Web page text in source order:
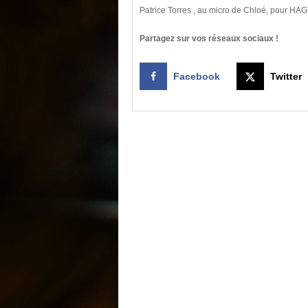
Patrice Torres , au micro de Chloé, pour
Partagez sur vos réseaux sociaux !
Facebook Twitter